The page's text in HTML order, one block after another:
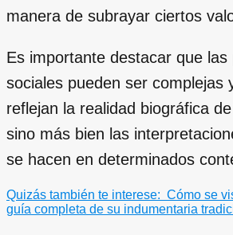
manera de subrayar ciertos
Es importante destacar que las
sociales pueden ser complejas
reflejan la realidad biográfica
sino más bien las
se hacen en determinados
Quizás también te interese: Cómo se
guía completa de su indumentaria